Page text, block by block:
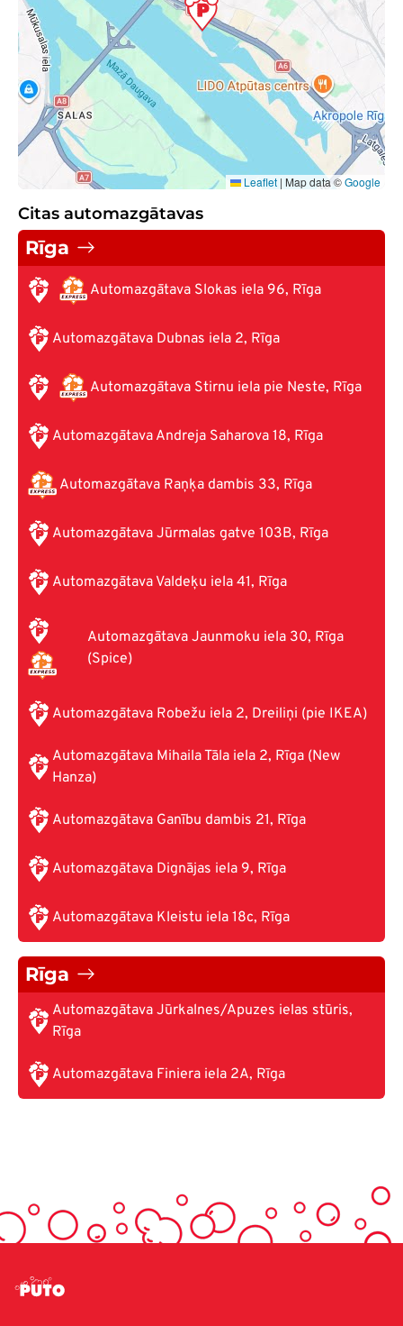
Leaflet | Map data ©Google
Citas automazgātavas
Rīga
Automazgātava Slokas iela 96, Rīga
Automazgātava Dubnas iela 2, Rīga
Automazgātava Stirnu iela pie Neste, Rīga
Automazgātava Andreja Saharova 18, Rīga
Automazgātava Raņķa dambis 33, Rīga
Automazgātava Jūrmalas gatve 103B, Rīga
Automazgātava Valdeķu iela 41, Rīga
Automazgātava Jaunmoku iela 30, Rīga
(Spice)
Automazgātava Robežu iela 2, Dreiliņi (pie IKEA)
Automazgātava Mihaila Tāla iela 2, Rīga (New
Hanza)
Automazgātava Ganību dambis 21, Rīga
Automazgātava Dignājas iela 9, Rīga
Automazgātava Kleistu iela 18c, Rīga
Rīga
Automazgātava Jūrkalnes/Apuzes ielas stūris,
Rīga
Automazgātava Finiera iela 2A, Rīga